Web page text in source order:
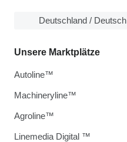
Deutschland / Deutsch
Unsere Marktplätze
Autoline™
Machineryline™
Agroline™
Linemedia Digital ™